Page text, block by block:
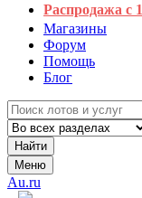
Распродажа с 1
Магазины
Форум
Помощь
Блог
Найти
Меню
Au.ru